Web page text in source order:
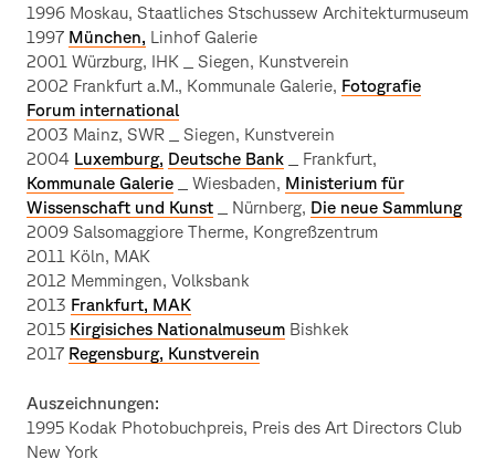
1996 Moskau, Staatliches Stschussew Architekturmuseum
1997 München, Linhof Galerie
2001 Würzburg, IHK _ Siegen, Kunstverein
2002 Frankfurt a.M., Kommunale Galerie, Fotografie
Forum international
2003 Mainz, SWR _ Siegen, Kunstverein
2004 Luxemburg, Deutsche Bank _ Frankfurt,
Kommunale Galerie _ Wiesbaden, Ministerium für
Wissenschaft und Kunst _ Nürnberg, Die neue Sammlung
2009 Salsomaggiore Therme, Kongreßzentrum
2011 Köln, MAK
2012 Memmingen, Volksbank
2013 Frankfurt, MAK
2015 Kirgisiches Nationalmuseum Bishkek
2017 Regensburg, Kunstverein
Auszeichnungen:
1995 Kodak Photobuchpreis, Preis des Art Directors Club
New York